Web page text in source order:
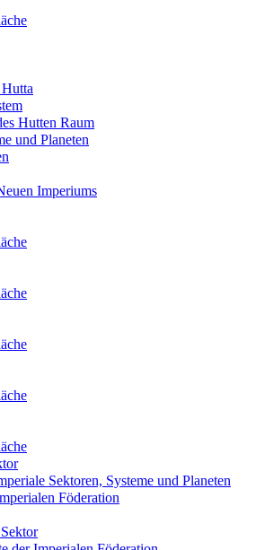
Hutten Raum
und Planeten
Imperiums
Sektoren, Systeme und Planeten
Föderation